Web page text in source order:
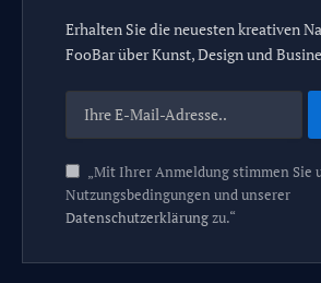
Erhalten Sie die neuesten kreativen
FooBar über Kunst, Design und
„Mit Ihrer Anmeldung stimmen Sie
Nutzungsbedingungen und unserer
Datenschutzerklärungzu.“